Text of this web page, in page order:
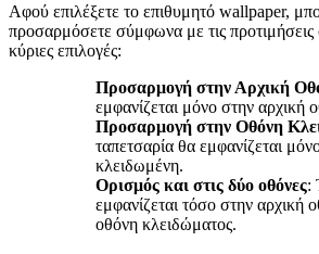
Αφού επιλέξετε το επιθυμητό wallpaper,
προσαρμόσετε σύμφωνα με τις προτιμήσεις
κύριες επιλογές:
Προσαρμογή στην Αρχική
εμφανίζεται μόνο στην αρχική
Προσαρμογή στην Οθόνη
ταπετσαρία θα εμφανίζεται
κλειδωμένη.
Ορισμός και στις δύο οθόνες:
εμφανίζεται τόσο στην αρχική
οθόνη κλειδώματος.